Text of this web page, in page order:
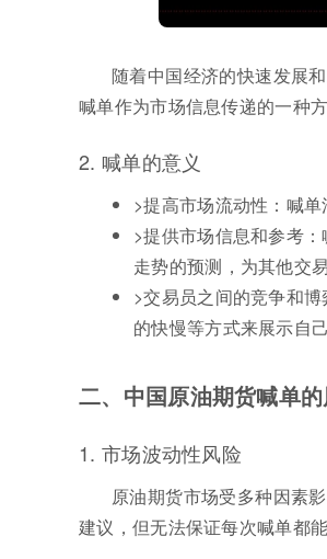
随着中国经济的快速发展
喊单作为市场信息传递的一种
2. 喊单的意义
>提高市场流动性：喊
>提供市场信息和参考
走势的预测，为其他交
>交易员之间的竞争和
的快慢等方式来展示自
二、中国原油期货喊单
1. 市场波动性风险
原油期货市场受多种因素
建议，但无法保证每次喊单都